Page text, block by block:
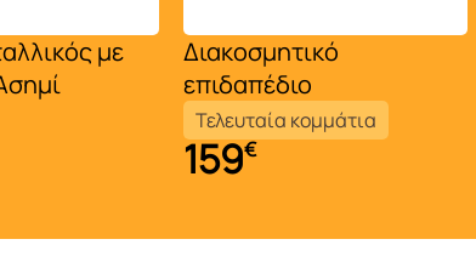
με
Διακοσμητικό
επιδαπέδιο
Τελευταία κομμάτια
159€